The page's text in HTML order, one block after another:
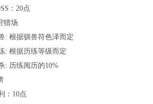
：20点
场
根据驯兽符色泽而定
根据历练等级而定
历练阅历的10%
10点